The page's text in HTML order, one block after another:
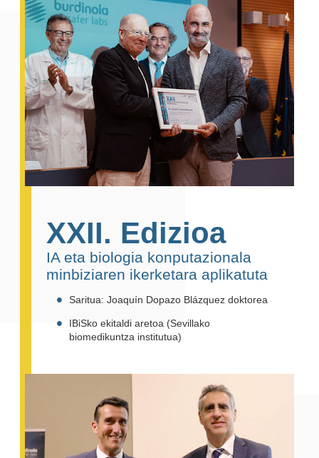
XXII. Edizioa
IA eta biologia konputazionala
minbiziaren ikerketara aplikatuta
Saritua: Joaquín Dopazo Blázquez doktorea
IBiSko ekitaldi aretoa (Sevillako
biomedikuntza institutua)